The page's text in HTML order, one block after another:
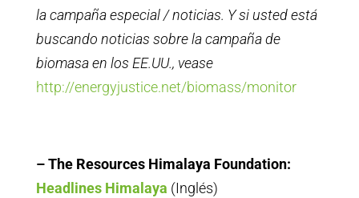
la campaña especial / noticias. Y si usted está
buscando noticias sobre la campaña de
biomasa en los EE.UU., vease
http://energyjustice.net/biomass/monitor
– The Resources Himalaya Foundation:
Headlines Himalaya (Inglés)